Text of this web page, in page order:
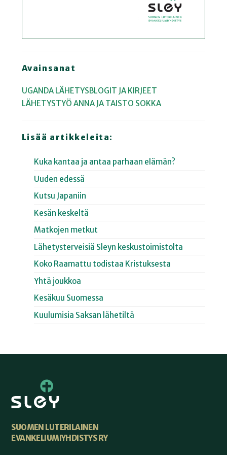
Avainsanat
UGANDA LÄHETYSBLOGIT JA KIRJEET
LÄHETYSTYÖ ANNA JA TAISTO SOKKA
Lisää artikkeleita:
Kuka kantaa ja antaa parhaan elämän?
Uuden edessä
Kutsu Japaniin
Kesän keskeltä
Matkojen metkut
Lähetysterveisiä Sleyn keskustoimistolta
Koko Raamattu todistaa Kristuksesta
Yhtä joukkoa
Kesäkuu Suomessa
Kuulumisia Saksan lähetiltä
SUOMEN LUTERILAINEN
EVANKELIUMIYHDISTYS RY